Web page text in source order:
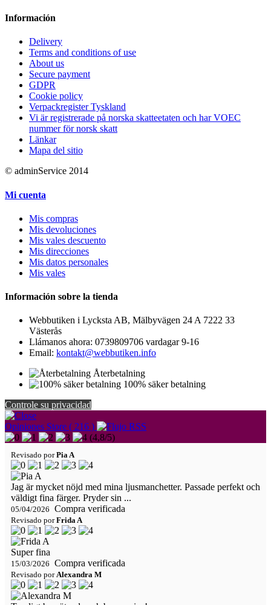
Información
Delivery
Terms and conditions of use
About us
Secure payment
GDPR
Cookie policy
Verpackregister Tyskland
Vi är registrerade på norska skatteetaten och har VOEC
nummer för norsk skatt
Länkar
Mapa del sitio
© adminService 2014
Mi cuenta
Mis compras
Mis devoluciones
Mis vales descuento
Mis direcciones
Mis datos personales
Mis vales
Información sobre la tienda
Webbutiken i Lycksta AB, Mälbyvägen 24 A 7222 33
Västerås
Llámanos ahora: 0739809706 vardagar 9-16
Email: kontakt@webbutiken.info
Återbetalning
100% säker betalning
Controle su privacidad
Opiniones Store ( 216 )
(4,8/5)
Revisado porPia A
Jag är mycket nöjd med mina ljusmanchetter. Passade perfekt och
väldigt fina färger. Pryder sin ...
05/04/2026 Compra verificada
Revisado porFrida A
Super fina
15/03/2026 Compra verificada
Revisado porAlexandra M